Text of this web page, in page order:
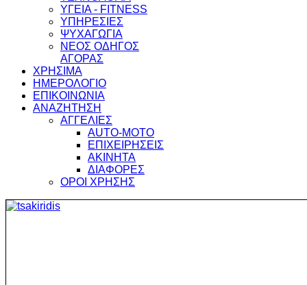
ΥΓΕΙΑ - FITNESS
ΥΠΗΡΕΣΙΕΣ
ΨΥΧΑΓΩΓΙΑ
ΝΕΟΣ ΟΔΗΓΟΣ
ΑΓΟΡΑΣ
ΧΡΗΣΙΜΑ
ΗΜΕΡΟΛΟΓΙΟ
ΕΠΙΚΟΙΝΩΝΙΑ
ΑΝΑΖΗΤΗΣΗ
ΑΓΓΕΛΙΕΣ
AUTO-MOTO
ΕΠΙΧΕΙΡΗΣΕΙΣ
ΑΚΙΝΗΤΑ
ΔΙΑΦΟΡΕΣ
ΟΡΟΙ ΧΡΗΣΗΣ